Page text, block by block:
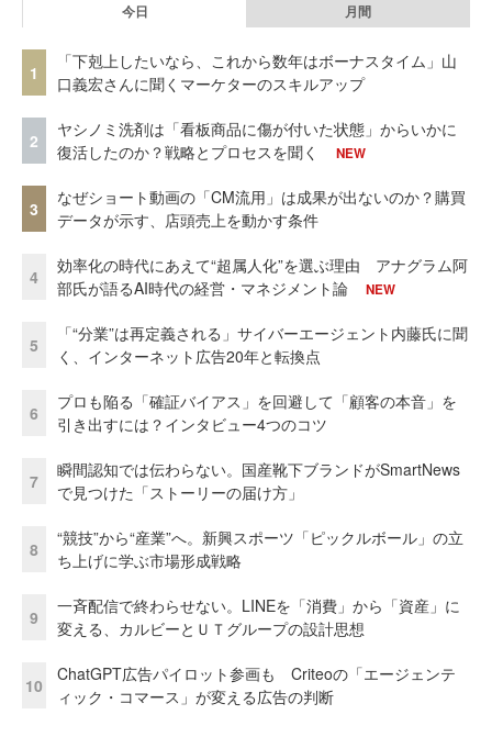
今日 月間
1
「下剋上したいなら、これから数年はボーナスタイム」山
口義宏さんに聞くマーケターのスキルアップ
2
ヤシノミ洗剤は「看板商品に傷が付いた状態」からいかに
復活したのか？戦略とプロセスを聞く
NEW
3
なぜショート動画の「CM流用」は成果が出ないのか？購買
データが示す、店頭売上を動かす条件
4
効率化の時代にあえて“超属人化”を選ぶ理由 アナグラム阿
部氏が語るAI時代の経営・マネジメント論
NEW
5
「“分業”は再定義される」サイバーエージェント内藤氏に聞
く、インターネット広告20年と転換点
6
プロも陥る「確証バイアス」を回避して「顧客の本音」を
引き出すには？インタビュー4つのコツ
7
瞬間認知では伝わらない。国産靴下ブランドがSmartNews
で見つけた「ストーリーの届け方」
8
“競技”から“産業”へ。新興スポーツ「ピックルボール」の立
ち上げに学ぶ市場形成戦略
9
一斉配信で終わらせない。LINEを「消費」から「資産」に
変える、カルビーとＵＴグループの設計思想
10
ChatGPT広告パイロット参画も Criteoの「エージェンテ
ィック・コマース」が変える広告の判断